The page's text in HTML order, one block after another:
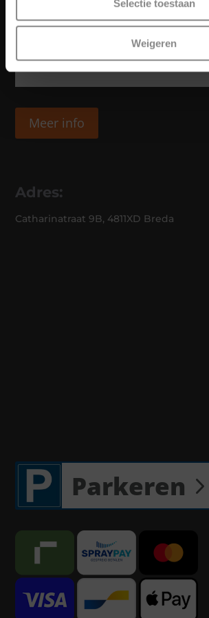
Selectie toestaan
Weigeren
Meer info
Adres:
Catharinatraat 9B, 4811XD Breda
Parkeren